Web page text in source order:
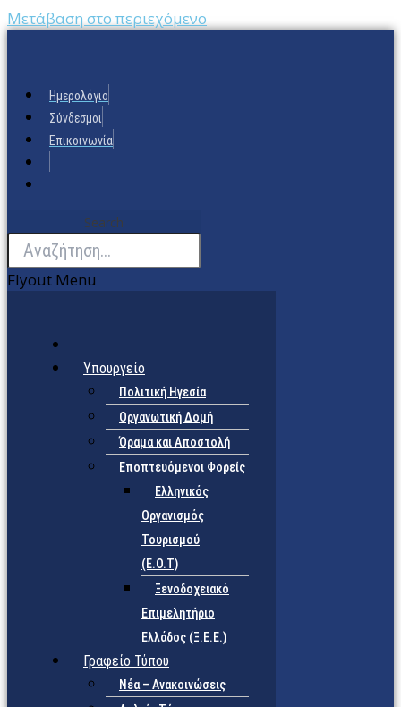
Μετάβαση στο περιεχόμενο
Ημερολόγιο
Σύνδεσμοι
Επικοινωνία
Search
Flyout Menu
Υπουργείο
Πολιτική Ηγεσία
Οργανωτική Δομή
Όραμα και Αποστολή
Εποπτευόμενοι Φορείς
Eλληνικός
Οργανισμός
Τουρισμού
(Ε.Ο.Τ)
Ξενοδοχειακό
Επιμελητήριο
Ελλάδος (Ξ.Ε.Ε.)
Γραφείο Τύπου
Νέα – Ανακοινώσεις